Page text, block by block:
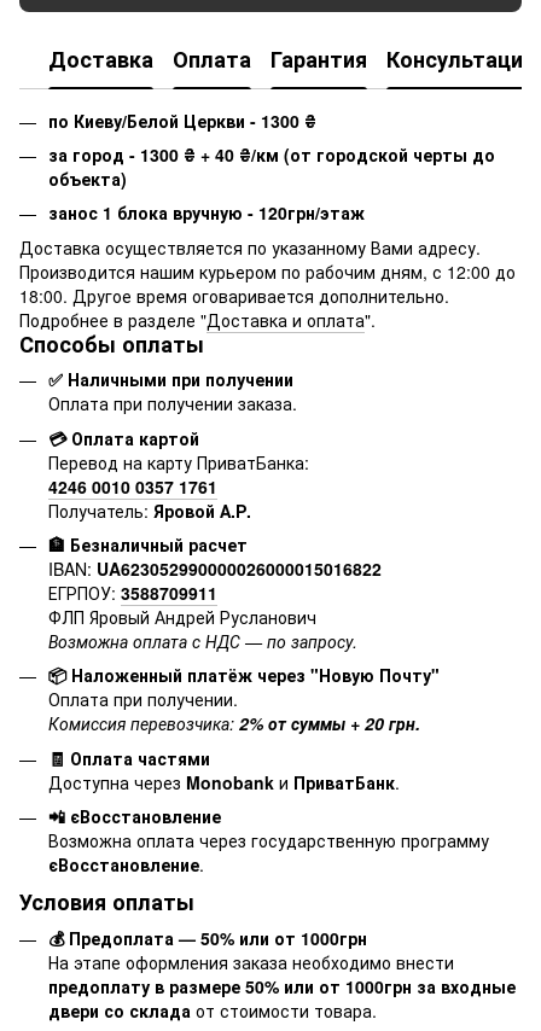
Доставка Оплата Гарантия Консультация
по Киеву/Белой Церкви - 1300 ₴
за город - 1300 ₴ + 40 ₴/км (от городской черты до
объекта)
занос 1 блока вручную - 120грн/этаж
Доставка осуществляется по указанному Вами адресу.
Производится нашим курьером по рабочим дням, с 12:00 до
18:00. Другое время оговаривается дополнительно.
Подробнее в разделе "Доставка и оплата".
Способы оплаты
✅ Наличными при получении
Оплата при получении заказа.
💳 Оплата картой
Перевод на карту ПриватБанка:
4246 0010 0357 1761
Получатель: Яровой А.Р.
🏦 Безналичный расчет
IBAN: UA623052990000026000015016822
ЕГРПОУ: 3588709911
ФЛП Яровый Андрей Русланович
Возможна оплата с НДС — по запросу.
📦 Наложенный платёж через "Новую Почту"
Оплата при получении.
Комиссия перевозчика: 2% от суммы + 20 грн.
🧾 Оплата частями
Доступна через Monobank и ПриватБанк.
📲 єВосстановление
Возможна оплата через государственную программу
єВосстановление.
Условия оплаты
💰 Предоплата — 50% или от 1000грн
На этапе оформления заказа необходимо внести
предоплату в размере 50% или от 1000грн за входные
двери со склада от стоимости товара.